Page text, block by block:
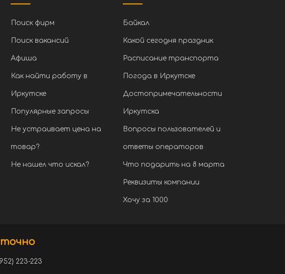
Поиск фирм
Поиск вакансий
Афиша
Как найти работу в
Иркутске
Популярные запросы
Не устраивает цена на
товар?
Не нашел что искал?
Байкал
Какой сегодня праздник
Расписание транспорта
Погода в Иркутске
Достопримечательности
Иркутска
Вопросы пользователей и
ответы операторов
Что подарить на 8 марта
Реквизиты компании
Хочу за 1000
223-223